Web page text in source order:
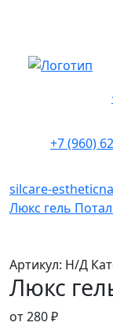
+7 (960)
silcare-
Люкс гель
Артикул: Н/Д
Люкс
от280₽